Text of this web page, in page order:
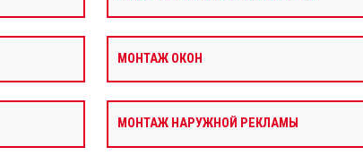
МОНТАЖ ОКОН
МОНТАЖ НАРУЖНОЙ РЕКЛАМЫ